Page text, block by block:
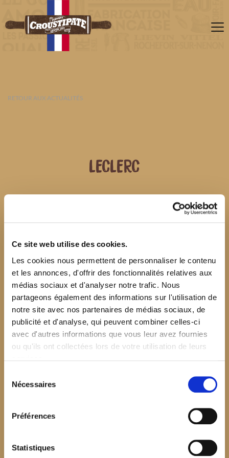
Ce site web utilise des cookies.
Les cookies nous permettent de personnaliser le contenu
et les annonces, d'offrir des fonctionnalités relatives aux
médias sociaux et d'analyser notre trafic. Nous
partageons également des informations sur l'utilisation de
notre site avec nos partenaires de médias sociaux, de
publicité et d'analyse, qui peuvent combiner celles-ci
avec d'autres informations que vous leur avez fournies
ou qu'ils ont collectées lors de votre utilisation de leurs
Nécessaires
Préférences
Statistiques
RETOUR AUX ACTUALITÉS
LECLERC